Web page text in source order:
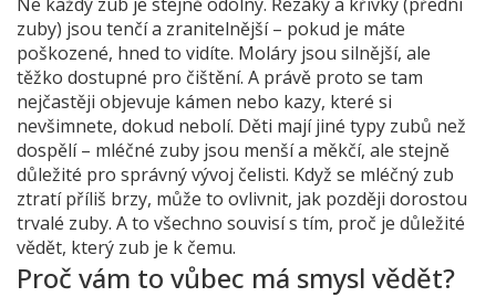
zuby) jsou tenčí a zranitelnější – pokud je máte
poškozené, hned to vidíte. Moláry jsou silnější, ale
těžko dostupné pro čištění. A právě proto se tam
nejčastěji objevuje kámen nebo kazy, které si
nevšimnete, dokud nebolí. Děti mají jiné typy zubů než
dospělí – mléčné zuby jsou menší a měkčí, ale stejně
důležité pro správný vývoj čelisti. Když se mléčný zub
ztratí příliš brzy, může to ovlivnit, jak později dorostou
trvalé zuby. A to všechno souvisí s tím, proč je důležité
vědět, který zub je k čemu.
Proč vám to vůbec má smysl vědět?